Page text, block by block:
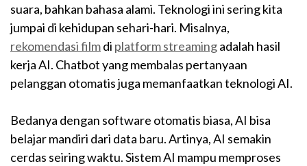
suara, bahkan bahasa alami. Teknologi ini sering kita
jumpai di kehidupan sehari-hari. Misalnya,
rekomendasi filmdi platform streamingadalah hasil
kerja AI. Chatbot yang membalas pertanyaan
pelanggan otomatis juga memanfaatkan teknologi AI.
Bedanya dengan software otomatis biasa, AI bisa
belajar mandiri dari data baru. Artinya, AI semakin
cerdas seiring waktu. Sistem AI mampu memproses